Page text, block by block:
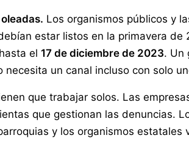
Los organismos públicos y
estar listos en la primavera
el 17 de diciembre de 2023. Un
un canal incluso con solo
que trabajar solos. Las
que gestionan las denuncias.
y los organismos